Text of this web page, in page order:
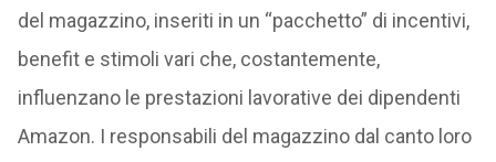
del magazzino, inseriti in un “pacchetto” di incentivi,
benefit e stimoli vari che, costantemente,
influenzano le prestazioni lavorative dei dipendenti
Amazon. I responsabili del magazzino dal canto loro